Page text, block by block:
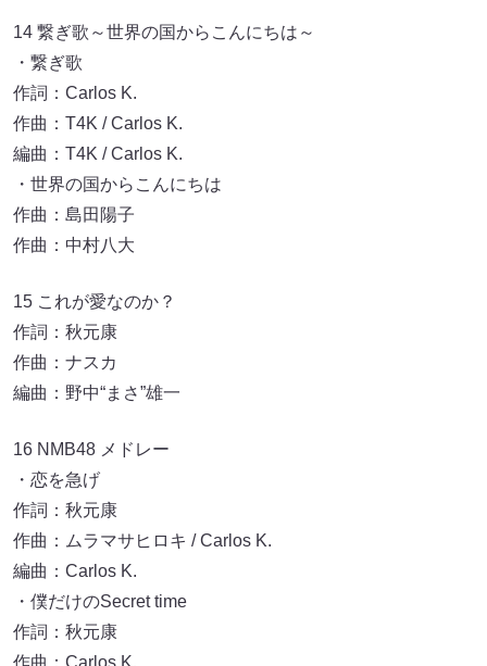
14 繋ぎ歌～世界の国からこんにちは～
・繋ぎ歌
作詞：Carlos K.
作曲：T4K / Carlos K.
編曲：T4K / Carlos K.
・世界の国からこんにちは
作曲：島田陽子
作曲：中村八大
15 これが愛なのか？
作詞：秋元康
作曲：ナスカ
編曲：野中“まさ”雄一
16 NMB48 メドレー
・恋を急げ
作詞：秋元康
作曲：ムラマサヒロキ / Carlos K.
編曲：Carlos K.
・僕だけのSecret time
作詞：秋元康
作曲：Carlos K.